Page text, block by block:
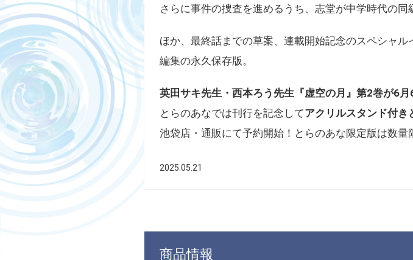
さらに事件の捜査を進めるうち、志堂が中学時代の同
ほか、最終話までの草案、連載開始記念のスペシャ
編集の永久保存版。
英田サキ先生・西本ろう先生『虚空の月』第2巻が6月
とらのあなでは刊行を記念してアクリルスタンド付き
池袋店・通販にて予約開始！とらのあな限定版は数
2025.05.21
商品情報